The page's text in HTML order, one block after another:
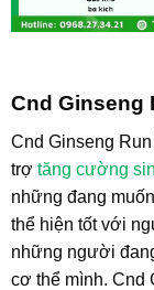
Cnd Ginseng
Cnd Ginseng
trợ tăng cường
những đang
thể hiện tốt với
những người
cơ thể mình. Cnd